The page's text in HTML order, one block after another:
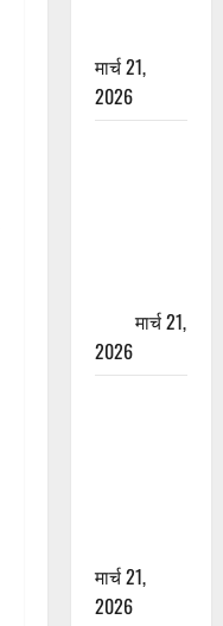
मार्च 21,
2026
मार्च 21,
2026
मार्च 21,
2026